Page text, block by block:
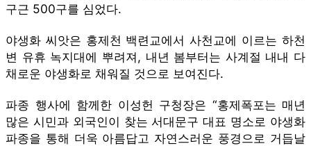
구근 500구를 심었다.
야생화 씨앗은 홍제천 백련교에서 사천교에 이르는 하천
변 유휴 녹지대에 뿌려져, 내년 봄부터는 사계절 내내 다
채로운 야생화로 채워질 것으로 보여진다.
파종 행사에 함께한 이성헌 구청장은 “홍제폭포는 매년
많은 시민과 외국인이 찾는 서대문구 대표 명소로 야생화
파종을 통해 더욱 아름답고 자연스러운 풍경으로 거듭날